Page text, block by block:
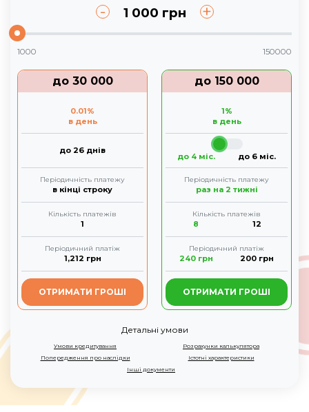
- 1 000 грн +
1000 150000
до 30 000
0.01%
в день
до 26 днів
Періодичність платежу
в кінці строку
Кількість платежів
1
Періодичний платіж
1,212 грн
ОТРИМАТИ ГРОШІ
до 150 000
1%
в день
до 4 міс. до 6 міс.
Періодичність платежу
раз на 2 тижні
Кількість платежів
8 12
Періодичний платіж
240грн 200 грн
ОТРИМАТИ ГРОШІ
Детальні умови
Умови кредитування
Розрахунки калькулятора
Попередження про наслідки
Істотні характеристики
Інші документи